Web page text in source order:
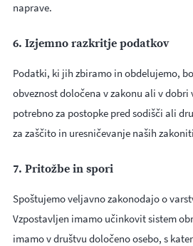
naprave.
6. Izjemno razkritje podatkov
Podatki, ki jih zbiramo in obdelujemo,
obveznost določena v zakonu ali v
potrebno za postopke pred sodišči ali
za zaščito in uresničevanje naših
7. Pritožbe in spori
Spoštujemo veljavno zakonodajo o
Vzpostavljen imamo učinkovit sistem
imamo v društvu določeno osebo, s